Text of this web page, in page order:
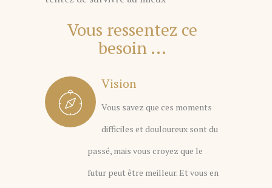
Vous ressentez ce
besoin ...
Vision
Vous savez que ces moments
difficiles et douloureux sont du
passé, mais vous croyez que le
futur peut être meilleur. Et vous en